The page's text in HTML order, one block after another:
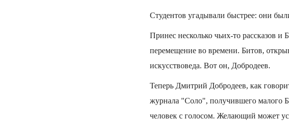
Студентов угадывали быстрее: они
Принес несколько чьих-то рассказов
перемещение во времени. Битов,
искусствоведа. Вот он, Добродеев.
Теперь Дмитрий Добродеев, как
журнала "Соло", получившего малого
человек с голосом. Желающий может